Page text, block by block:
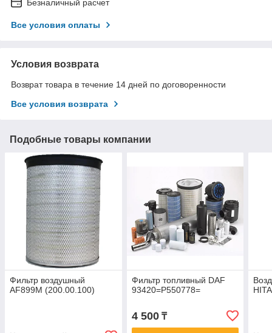
Безналичный расчет
Все условия оплаты
Условия возврата
Возврат товара в течение 14 дней по договоренности
Все условия возврата
Подобные товары компании
Фильтр воздушный
AF899M (200.00.100)
Фильтр топливный DAF
93420=P550778=
4 500₸